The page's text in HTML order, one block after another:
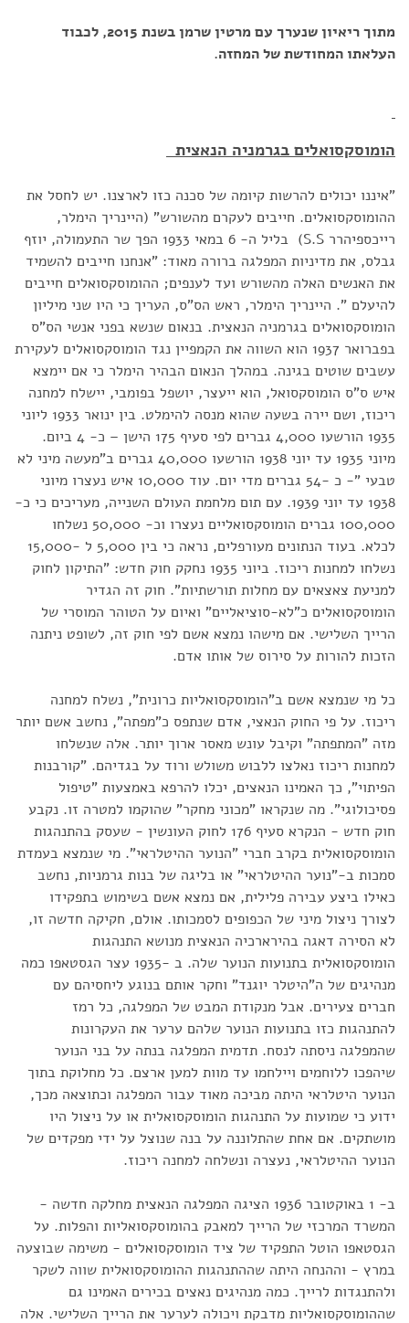
מתוך ריאיון שנערך עם מרטין שרמן בשנת 2015, לכבוד
העלאתו המחודשת של המחזה.
הומוסקסואלים בגרמניה הנאצית
"איננו יכולים להרשות קיומה של סכנה כזו לארצנו. יש לחסל את
ההומוסקסואלים. חייבים לעקרם מהשורש" (היינריך הימלר,
רייכספיהרר S.S) בליל ה- 6 במאי 1933 הפך שר התעמולה, יוזף
גבלס, את מדיניות המפלגה ברורה מאוד: "אנחנו חייבים להשמיד
את האנשים האלה מהשורש ועד לענפים; ההומוסקסואלים חייבים
להיעלם ". היינריך הימלר, ראש הס"ס, העריך כי היו שני מיליון
הומוסקסואלים בגרמניה הנאצית. בנאום שנשא בפני אנשי הס"ס
בפברואר 1937 הוא השווה את הקמפיין נגד הומוסקסואלים לעקירת
עשבים שוטים בגינה. במהלך הנאום הבהיר הימלר כי אם יימצא
איש ס"ס הומוסקסואל, הוא ייעצר, יושפל בפומבי, יישלח למחנה
ריכוז, ושם יירה בשעה שהוא מנסה להימלט. בין ינואר 1933 ליוני
1935 הורשעו 4,000 גברים לפי סעיף 175 הישן – כ- 4 ביום.
מיוני 1935 עד יוני 1938 הורשעו 40,000 גברים ב"מעשה מיני לא
טבעי "- כ -54 גברים מדי יום. עוד 10,000 איש נעצרו מיוני
1938 עד יוני 1939. עם תום מלחמת העולם השנייה, מעריכים כי כ-
100,000 גברים הומוסקסואליים נעצרו וכ- 50,000 נשלחו
לכלא. בעוד הנתונים מעורפלים, נראה כי בין 5,000 ל -15,000
נשלחו למחנות ריכוז. ביוני 1935 נחקק חוק חדש: "התיקון לחוק
למניעת צאצאים עם מחלות תורשתיות". חוק זה הגדיר
הומוסקסואלים כ"לא-סוציאליים" ואיום על הטוהר המוסרי של
הרייך השלישי. אם מישהו נמצא אשם לפי חוק זה, לשופט ניתנה
הזכות להורות על סירוס של אותו אדם.
כל מי שנמצא אשם ב"הומוסקסואליות כרונית", נשלח למחנה
ריכוז. על פי החוק הנאצי, אדם שנתפס כ"מפתה", נחשב אשם יותר
מזה "המתפתה" וקיבל עונש מאסר ארוך יותר. אלה שנשלחו
למחנות ריכוז נאלצו ללבוש משולש ורוד על בגדיהם. "קורבנות
הפיתוי", כך האמינו הנאצים, יכלו להרפא באמצעות "טיפול
פסיכולוגי". מה שנקראו "מכוני מחקר" שהוקמו למטרה זו. נקבע
חוק חדש - הנקרא סעיף 176 לחוק העונשין - שעסק בהתנהגות
הומוסקסואלית בקרב חברי "הנוער ההיטלראי". מי שנמצא בעמדת
סמכות ב-"נוער ההיטלראי" או בליגה של בנות גרמניות, נחשב
כאילו ביצע עבירה פלילית, אם נמצא אשם בשימוש בתפקידו
לצורך ניצול מיני של הכפופים לסמכותו. אולם, חקיקה חדשה זו,
לא הסירה דאגה בהירארכיה הנאצית מנושא התנהגות
הומוסקסואלית בתנועות הנוער שלה. ב -1935 עצר הגסטאפו כמה
מנהיגים של ה"היטלר יוגנד" וחקר אותם בנוגע ליחסיהם עם
חברים צעירים. אבל מנקודת המבט של המפלגה, כל רמז
להתנהגות כזו בתנועות הנוער שלהם ערער את העקרונות
שהמפלגה ניסתה לנסח. תדמית המפלגה בנתה על בני הנוער
שיהפכו ללוחמים ויילחמו עד מוות למען ארצם. כל מחלוקת בתוך
הנוער היטלראי היתה מביכה מאוד עבור המפלגה וכתוצאה מכך,
ידוע כי שמועות על התנהגות הומוסקסואלית או על ניצול היו
מושתקים. אם אחת שהתלוננה על בנה שנוצל על ידי מפקדים של
הנוער ההיטלראי, נעצרה ונשלחה למחנה ריכוז.
ב- 1 באוקטובר 1936 הציגה המפלגה הנאצית מחלקה חדשה -
המשרד המרכזי של הרייך למאבק בהומוסקסואליות והפלות. על
הגסטאפו הוטל התפקיד של ציד הומוסקסואלים - משימה שבוצעה
במרץ - וההנחה היתה שההתנהגות ההומוסקסואלית שווה לשקר
ולהתנגדות לרייך. כמה מנהיגים נאצים בכירים האמינו גם
שההומוסקסואליות מדבקת ויכולה לערער את הרייך השלישי. אלה